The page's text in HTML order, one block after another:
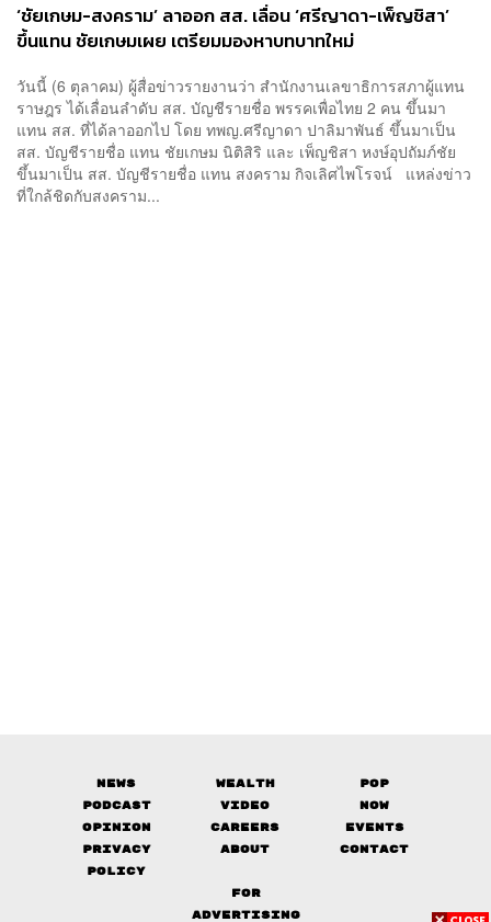
‘ชัยเกษม-สงคราม’ ลาออก สส. เลื่อน ‘ศรีญาดา-เพ็ญชิสา’
ขึ้นแทน ชัยเกษมเผย เตรียมมองหาบทบาทใหม่
วันนี้ (6 ตุลาคม) ผู้สื่อข่าวรายงานว่า สำนักงานเลขาธิการสภาผู้แทน
ราษฎร ได้เลื่อนลำดับ สส. บัญชีรายชื่อ พรรคเพื่อไทย 2 คน ขึ้นมา
แทน สส. ที่ได้ลาออกไป โดย ทพญ.ศรีญาดา ปาลิมาพันธ์ ขึ้นมาเป็น
สส. บัญชีรายชื่อ แทน ชัยเกษม นิติสิริ และ เพ็ญชิสา หงษ์อุปถัมภ์ชัย
ขึ้นมาเป็น สส. บัญชีรายชื่อ แทน สงคราม กิจเลิศไพโรจน์ แหล่งข่าว
ที่ใกล้ชิดกับสงคราม...
News Wealth
Pop
Podcast
Video
Now
Opinion
Careers
Events
Privacy
Policy
About Contact
FOR
ADVERTISING